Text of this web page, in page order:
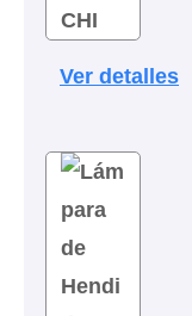
Ver detalles